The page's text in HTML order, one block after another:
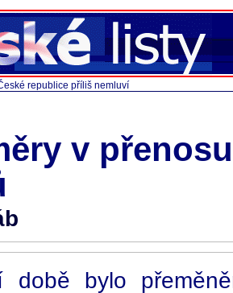
republice příliš nemluví
v
době bylo